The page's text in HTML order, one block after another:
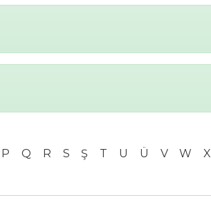
P Q R S Ş T U Ü V W X